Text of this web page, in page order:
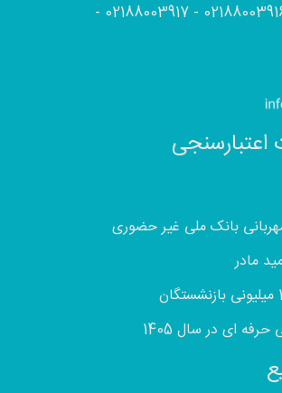
-
02188003917
-
اعتبارسنجی
بانک ملی غیر حضوری
مادر
ای در سال 1405